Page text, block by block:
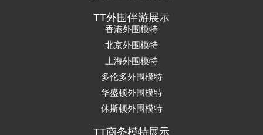
TT外围伴游展示
香港外围模特
北京外围模特
上海外围模特
多伦多外围模特
华盛顿外围模特
休斯顿外围模特
TT商务模特展示